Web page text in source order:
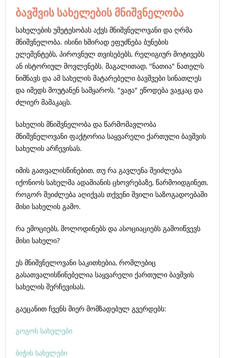
ბავშვის სახელების მნიშვნელობა
სახელების უმეტესობას აქვს მნიშვნელოვანი და ღრმა
მნიშვნელობა. ისინი ხშირად ეფუძნება ბუნების
ელემენტებს, პიროვნულ თვისებებს, რელიგიურ მოტივებს
ან ისტორიულ მოვლენებს. მაგალითად, "ნათია" ნათელს
ნიშნავს და ამ სახელის მატარებელი ბავშვები სინათლეს
და იმედს მოუტანენ სამყაროს. "ვაჟა" ეწოდება ვაჟკაც და
ძლიერ მამაკაცს.
სახელის მნიშვნელობა და წარმომავლობა
მნიშვნელოვანი ფაქტორია საყვარელი ქართული ბავშვის
სახელის არჩევისას.
იმის გათვალისწინებით, თუ რა გავლენა შეიძლება
იქონიოს სახელმა ადამიანის ცხოვრებაზე, წარმოიდგინეთ,
როგორ შეიძლება აღიქვას თქვენი შვილი საზოგადოებაში
მისი სახელის გამო.
რა ემოციებს, მოლოდინებს და ასოციაციებს გამოიწვევს
მისი სახელი?
ეს მნიშვნელოვანი საკითხებია, რომლებიც
გასათვალისწინებელია საყვარელი ქართული ბავშვის
სახელის შერჩევისას.
გაეცანით ჩვენს მიერ მომზადებულ გვერდებს:
გოგოს სახელები
ბიჭის სახელები